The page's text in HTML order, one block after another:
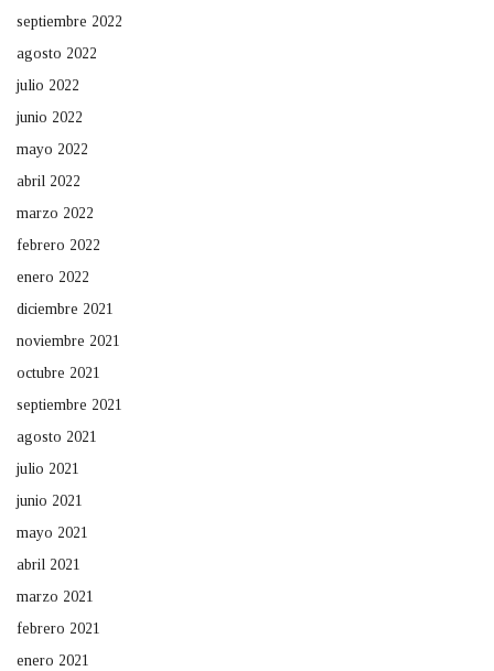
septiembre 2022
agosto 2022
julio 2022
junio 2022
mayo 2022
abril 2022
marzo 2022
febrero 2022
enero 2022
diciembre 2021
noviembre 2021
octubre 2021
septiembre 2021
agosto 2021
julio 2021
junio 2021
mayo 2021
abril 2021
marzo 2021
febrero 2021
enero 2021